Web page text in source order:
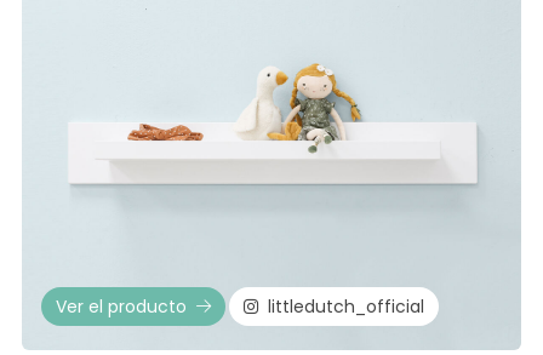
Ver el producto littledutch_official